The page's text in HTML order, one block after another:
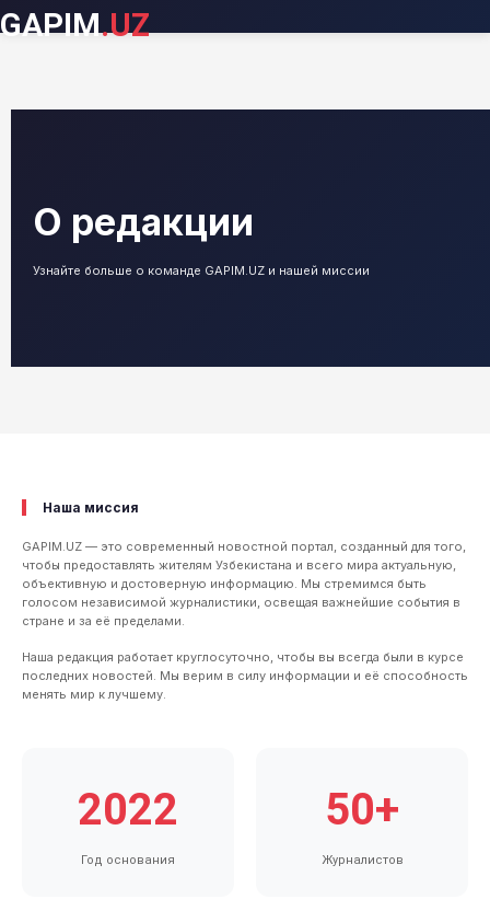
GAPIM.UZ
О редакции
Узнайте больше о команде GAPIM.UZ и нашей миссии
Наша миссия
GAPIM.UZ — это современный новостной портал, созданный для того,
чтобы предоставлять жителям Узбекистана и всего мира актуальную,
объективную и достоверную информацию. Мы стремимся быть
голосом независимой журналистики, освещая важнейшие события в
стране и за её пределами.
Наша редакция работает круглосуточно, чтобы вы всегда были в курсе
последних новостей. Мы верим в силу информации и её способность
менять мир к лучшему.
2022
Год основания
50+
Журналистов